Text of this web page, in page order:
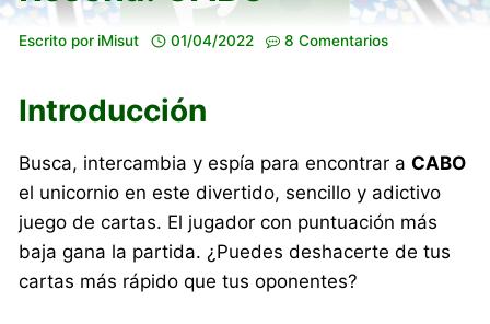
Escrito por iMisut 01/04/2022 8 Comentarios
Introducción
Busca, intercambia y espía para encontrar aCABO
el unicornio en este divertido, sencillo y adictivo
juego de cartas. El jugador con puntuación más
baja gana la partida. ¿Puedes deshacerte de tus
cartas más rápido que tus oponentes?